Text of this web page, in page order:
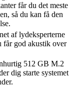
får du det meste
så du kan få den
af lydeksperterne
får god akustik over
512 GB M.2
dig starte systemet